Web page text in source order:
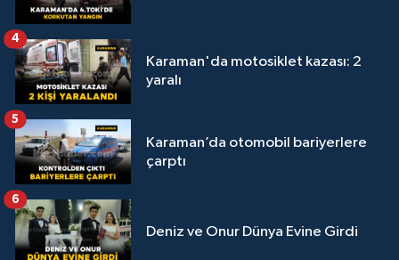
Karaman'da motosiklet kazası: 2
yaralı
4
Karaman’da otomobil bariyerlere
çarptı
5
Deniz ve Onur Dünya Evine Girdi
6